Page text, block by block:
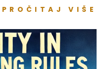
PROČITAJ VIŠE